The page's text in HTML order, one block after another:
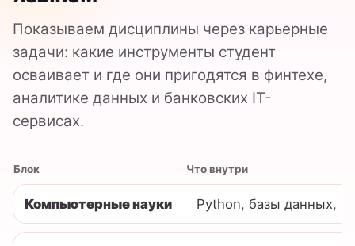
Кем можно работать после
программы
Метрики, BI, продуктовая аналитика и
исследование клиентского поведения.